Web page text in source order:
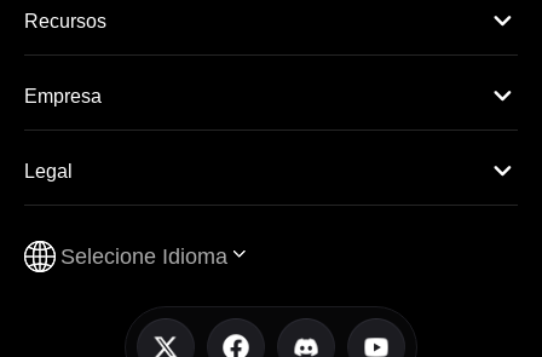
Recursos
Empresa
Legal
Selecione Idioma